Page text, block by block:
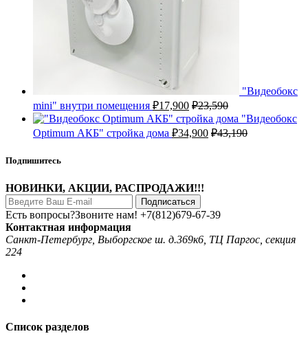
"Видеобокс
mini" внутри помещения ₽17,900 ₽23,590
"Видеобокс
Optimum АКБ" стройка дома ₽34,900 ₽43,190
Подпишитесь
НОВИНКИ, АКЦИИ, РАСПРОДАЖИ!!!
Подписаться
Есть вопросы?Звоните нам! +7(812)679-67-39
Контактная информация
Санкт-Петербург, Выборгское ш. д.369к6, ТЦ Паргос, секция
224
Список разделов